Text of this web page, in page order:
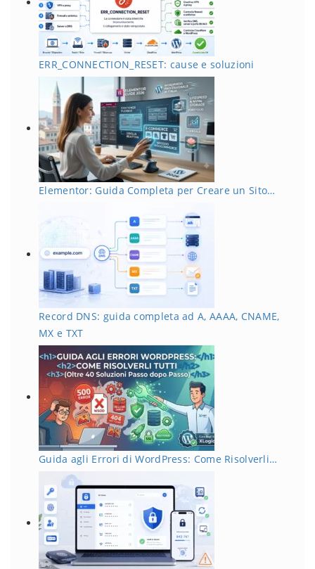
ERR_CONNECTION_RESET: cause e soluzioni
Elementor: Guida Completa per Creare un Sito…
Record DNS: guida completa ad A, AAAA, CNAME,
MX e TXT
Guida agli Errori di WordPress: Come Risolverli…